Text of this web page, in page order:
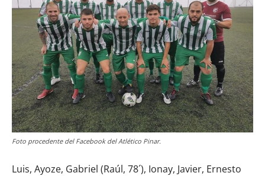
Foto procedente del Facebook del Atlético Pinar.
Luis, Ayoze, Gabriel (Raúl, 78´), Ionay, Javier, Ernesto